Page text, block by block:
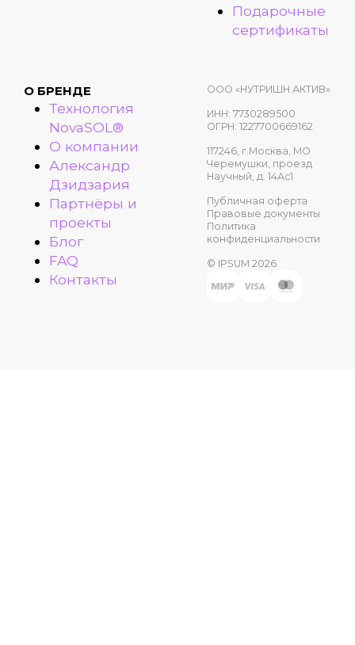
Подарочные
сертификаты
О БРЕНДЕ
Технология
NovaSOL®
О компании
Александр
Дзидзария
Партнёры и
проекты
Блог
FAQ
Контакты
ООО «НУТРИШН АКТИВ»
ИНН: 7730289500
ОГРН: 1227700669162
117246, г.Москва, МО
Черемушки, проезд
Научный, д. 14Ас1
Публичная оферта
Правовые документы
Политика
конфиденциальности
© IPSUM 2026